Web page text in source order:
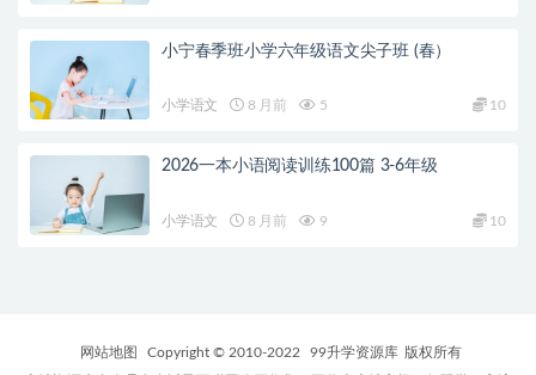
小宁春季班小学六年级语文尖子班 (春）
小学语文 8 月前 5 10
2026一本小语阅读训练100篇 3-6年级
小学语文 8 月前 9 10
网站地图 Copyright © 2010-2022 99升学资源库 版权所有